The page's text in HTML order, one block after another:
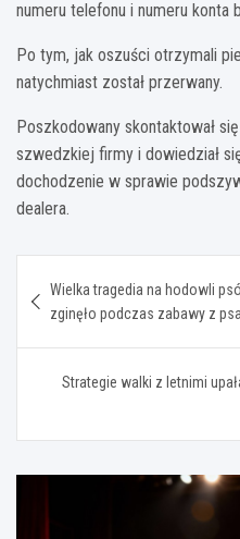
numeru telefonu i numeru konta
Po tym, jak oszuści otrzymali
natychmiast został przerwany.
Poszkodowany skontaktował
szwedzkiej firmy i dowiedział
dochodzenie w sprawie
dealera.
wpisu
Wielka tragedia na hodowli
zginęło podczas zabawy z
Strategie walki z letnimi